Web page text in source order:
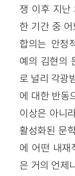
쟁 이후 지난
한 기간 중
합의는 안정
예의 김현의
로 널리 각광
에 대한 반동
이상은 아니
활성화된 문
에 어떤 내재
은 거의 언제